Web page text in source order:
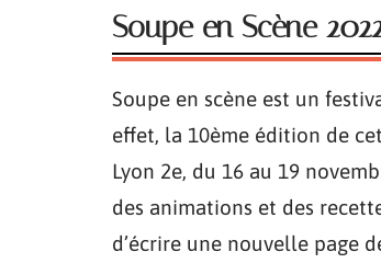
Soupe en Scène
Soupe en scène est un
effet, la 10ème édition de
Lyon 2e, du 16 au 19
des animations et des
d’écrire une nouvelle page